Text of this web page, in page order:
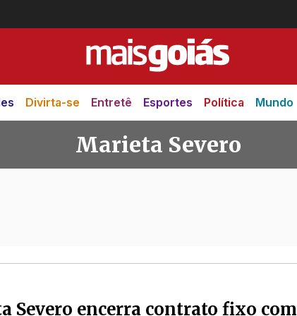
Divirta-se Entretê Esportes Política Mundo
Marieta Severo
Severo encerra contrato fixo com